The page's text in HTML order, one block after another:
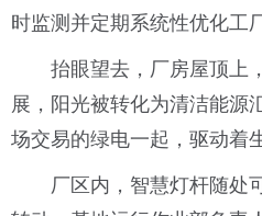
时监测并定期系统性优化工
抬眼望去，厂房屋顶上
展，阳光被转化为清洁能源
场交易的绿电一起，驱动着
厂区内，智慧灯杆随处